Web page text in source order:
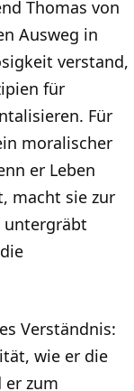
Thomas von
Ausweg in
verstand,
für
Für
moralischer
er Leben
macht sie zur
untergräbt
Verständnis:
wie er die
er zum